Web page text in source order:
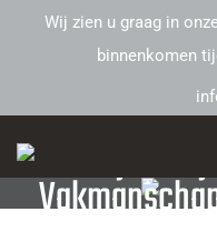
Wij zien u graag in
binnenkomen
Kleij